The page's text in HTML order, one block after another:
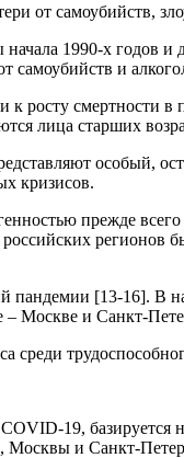
от самоубийств,
1990-х годов и
самоубийств и
смертности в
лица старших
особый,
кризисов.
прежде
[13-16]. В
– Москве и Санкт-
среди
19, базируется
и Санкт-